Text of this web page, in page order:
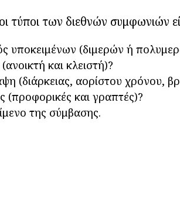
τύποι των διεθνών συμφωνιών
υποκειμένων (διμερών ή
και κλειστή)?
(διάρκειας, αορίστου χρόνου,
(προφορικές και γραπτές)?
της σύμβασης.